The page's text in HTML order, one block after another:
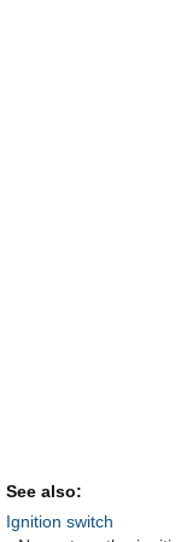
See also:
Ignition switch